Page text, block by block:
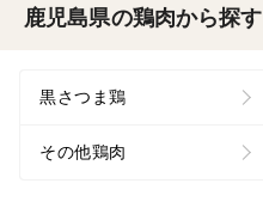
鹿児島県の鶏肉から探す
黒さつま鶏
その他鶏肉